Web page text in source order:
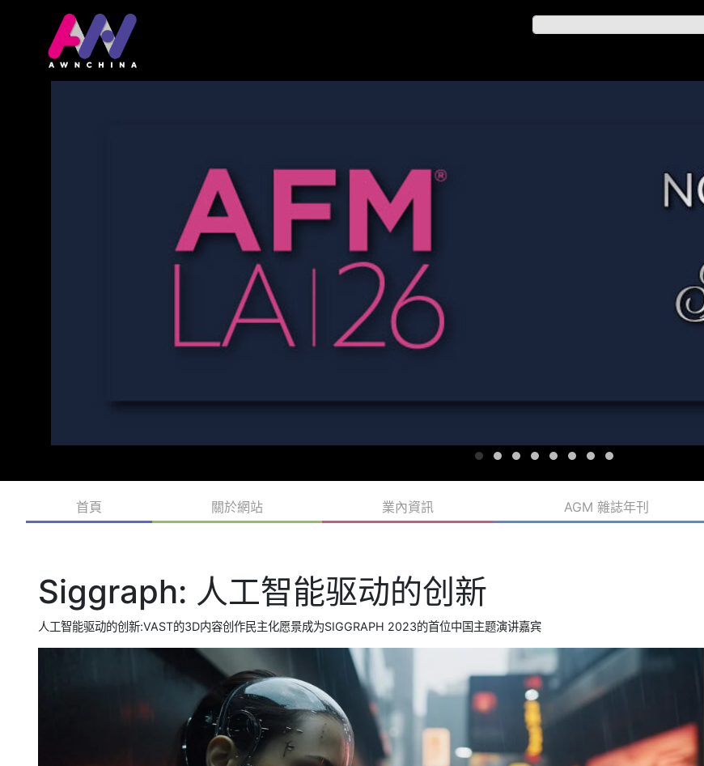
首頁 關於網站 業內資訊 AGM 雜誌年刊
Siggraph: 人工智能驱动的创新
人工智能驱动的创新:VAST的3D内容创作民主化愿景成为SIGGRAPH 2023的首位中国主题演讲嘉宾